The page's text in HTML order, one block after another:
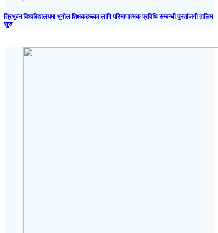
त्रिभुवन विश्वविद्यालयमा भूगोल शिक्षकहरूका लागि परिमाणात्मक प्रविधि सम्बन्धी पुनर्ताजगी तालिम
सुरु